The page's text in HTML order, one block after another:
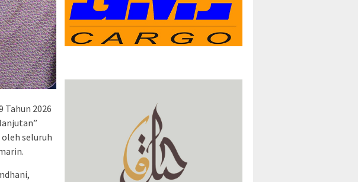
Tahun 2026
oleh seluruh